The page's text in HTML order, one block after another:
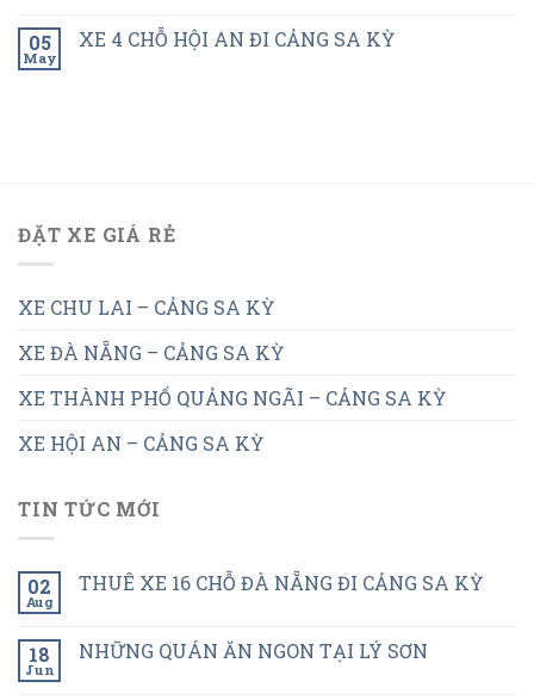
05
May
XE 4 CHỖ HỘI AN ĐI CẢNG SA KỲ
ĐẶT XE GIÁ RẺ
XE CHU LAI – CẢNG SA KỲ
XE ĐÀ NẴNG – CẢNG SA KỲ
XE THÀNH PHỐ QUẢNG NGÃI – CẢNG SA KỲ
XE HỘI AN – CẢNG SA KỲ
TIN TỨC MỚI
02
Aug
THUÊ XE 16 CHỖ ĐÀ NẴNG ĐI CẢNG SA KỲ
18
Jun
NHỮNG QUÁN ĂN NGON TẠI LÝ SƠN